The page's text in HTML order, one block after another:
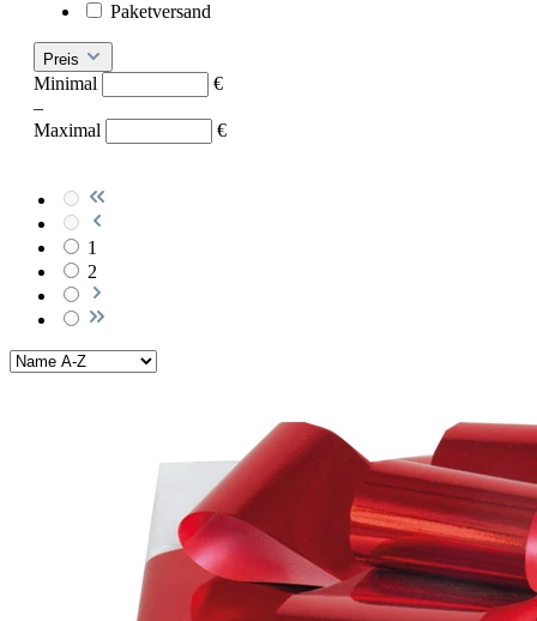
Paketversand
Preis
Minimal
€
–
Maximal
€
1
2